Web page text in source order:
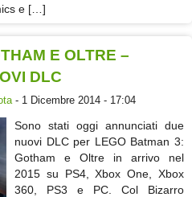
e […]
E OLTRE –
DLC
- 1 Dicembre 2014 - 17:04
Sono stati oggi annunciati due
nuovi DLC per LEGO Batman 3:
Gotham e Oltre in arrivo nel
2015 su PS4, Xbox One, Xbox
360, PS3 e PC. Col Bizarro